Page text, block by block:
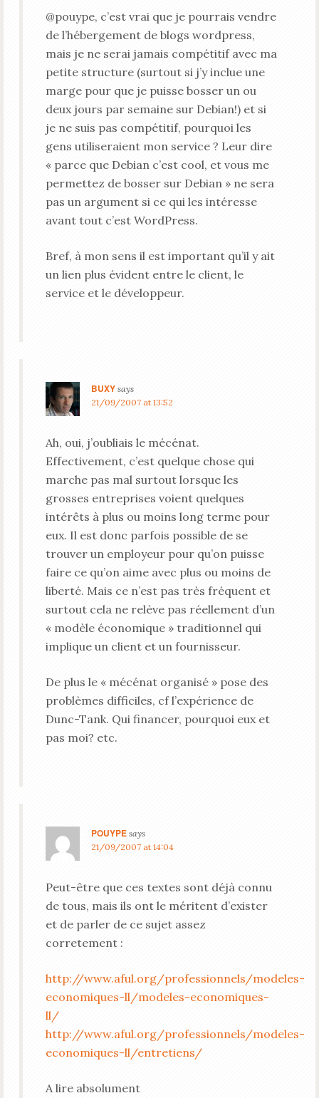
@pouype, c’est vrai que je pourrais vendre
de l’hébergement de blogs wordpress,
mais je ne serai jamais compétitif avec ma
petite structure (surtout si j’y inclue une
marge pour que je puisse bosser un ou
deux jours par semaine sur Debian!) et si
je ne suis pas compétitif, pourquoi les
gens utiliseraient mon service ? Leur dire
« parce que Debian c’est cool, et vous me
permettez de bosser sur Debian » ne sera
pas un argument si ce qui les intéresse
avant tout c’est WordPress.
Bref, à mon sens il est important qu’il y ait
un lien plus évident entre le client, le
service et le développeur.
BUXY says
21/09/2007 at 13:52
Ah, oui, j’oubliais le mécénat.
Effectivement, c’est quelque chose qui
marche pas mal surtout lorsque les
grosses entreprises voient quelques
intérêts à plus ou moins long terme pour
eux. Il est donc parfois possible de se
trouver un employeur pour qu’on puisse
faire ce qu’on aime avec plus ou moins de
liberté. Mais ce n’est pas très fréquent et
surtout cela ne relève pas réellement d’un
« modèle économique » traditionnel qui
implique un client et un fournisseur.
De plus le « mécénat organisé » pose des
problèmes difficiles, cf l’expérience de
Dunc-Tank. Qui financer, pourquoi eux et
pas moi? etc.
POUYPE says
21/09/2007 at 14:04
Peut-être que ces textes sont déjà connu
de tous, mais ils ont le méritent d’exister
et de parler de ce sujet assez
corretement :
http://www.aful.org/professionnels/modeles-
economiques-ll/modeles-economiques-
ll/
http://www.aful.org/professionnels/modeles-
economiques-ll/entretiens/
A lire absolument